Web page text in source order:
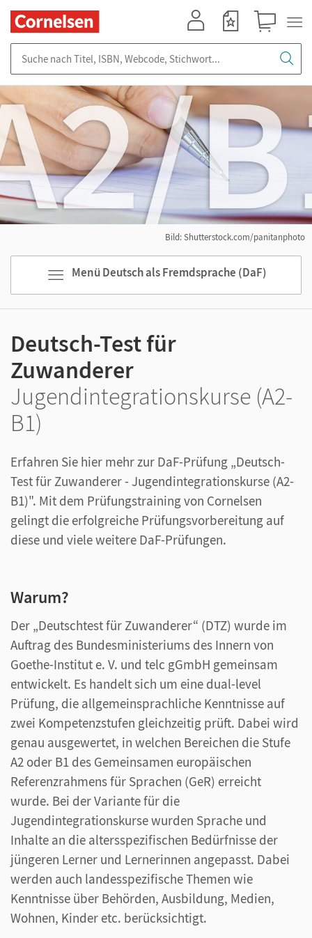
Menü Deutsch als Fremdsprache (DaF)
Bild: Shutterstock.com/panitanphoto
Deutsch-Test für
Zuwanderer
Jugendintegrationskurse (A2-
B1)
Erfahren Sie hier mehr zur DaF-Prüfung „Deutsch-
Test für Zuwanderer - Jugendintegrationskurse (A2-
B1)". Mit dem Prüfungstraining von Cornelsen
gelingt die erfolgreiche Prüfungsvorbereitung auf
diese und viele weitere DaF-Prüfungen.
Warum?
Der „Deutschtest für Zuwanderer“ (DTZ) wurde im
Auftrag des Bundesministeriums des Innern von
Goethe-Institut e. V. und telc gGmbH gemeinsam
entwickelt. Es handelt sich um eine dual-level
Prüfung, die allgemeinsprachliche Kenntnisse auf
zwei Kompetenzstufen gleichzeitig prüft. Dabei wird
genau ausgewertet, in welchen Bereichen die Stufe
A2 oder B1 des Gemeinsamen europäischen
Referenzrahmens für Sprachen (GeR) erreicht
wurde. Bei der Variante für die
Jugendintegrationskurse wurden Sprache und
Inhalte an die altersspezifischen Bedürfnisse der
jüngeren Lerner und Lernerinnen angepasst. Dabei
werden auch landesspezifische Themen wie
Kenntnisse über Behörden, Ausbildung, Medien,
Wohnen, Kinder etc. berücksichtigt.